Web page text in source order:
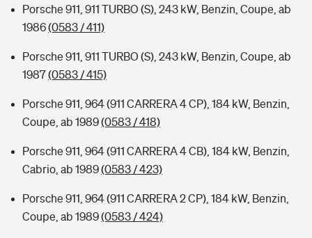
Porsche 911, 911 TURBO (S), 243 kW, Benzin, Coupe, ab
1986(0583 / 411)
Porsche 911, 911 TURBO (S), 243 kW, Benzin, Coupe, ab
1987(0583 / 415)
Porsche 911, 964 (911 CARRERA 4 CP), 184 kW, Benzin,
Coupe, ab 1989(0583 / 418)
Porsche 911, 964 (911 CARRERA 4 CB), 184 kW, Benzin,
Cabrio, ab 1989(0583 / 423)
Porsche 911, 964 (911 CARRERA 2 CP), 184 kW, Benzin,
Coupe, ab 1989(0583 / 424)